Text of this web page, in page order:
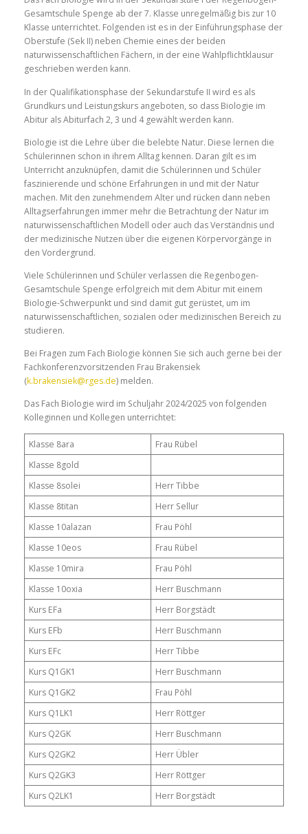
Gesamtschule Spenge ab der 7. Klasse unregelmäßig bis zur 10
Klasse unterrichtet. Folgenden ist es in der Einführungsphase der
Oberstufe (Sek II) neben Chemie eines der beiden
naturwissenschaftlichen Fächern, in der eine Wahlpflichtklausur
geschrieben werden kann.
In der Qualifikationsphase der Sekundarstufe II wird es als
Grundkurs und Leistungskurs angeboten, so dass Biologie im
Abitur als Abiturfach 2, 3 und 4 gewählt werden kann.
Biologie ist die Lehre über die belebte Natur. Diese lernen die
Schülerinnen schon in ihrem Alltag kennen. Daran gilt es im
Unterricht anzuknüpfen, damit die Schülerinnen und Schüler
faszinierende und schöne Erfahrungen in und mit der Natur
machen. Mit den zunehmendem Alter und rücken dann neben
Alltagserfahrungen immer mehr die Betrachtung der Natur im
naturwissenschaftlichen Modell oder auch das Verständnis und
der medizinische Nutzen über die eigenen Körpervorgänge in
den Vordergrund.
Viele Schülerinnen und Schüler verlassen die Regenbogen-
Gesamtschule Spenge erfolgreich mit dem Abitur mit einem
Biologie-Schwerpunkt und sind damit gut gerüstet, um im
naturwissenschaftlichen, sozialen oder medizinischen Bereich zu
studieren.
Bei Fragen zum Fach Biologie können Sie sich auch gerne bei der
Fachkonferenzvorsitzenden Frau Brakensiek
(k.brakensiek@rges.de) melden.
Das Fach Biologie wird im Schuljahr 2024/2025 von folgenden
Kolleginnen und Kollegen unterrichtet:
Klasse 8ara
Frau Rübel
Klasse 8gold
Klasse 8solei
Herr Tibbe
Klasse 8titan
Herr Sellur
Klasse 10alazan
Frau Pöhl
Klasse 10eos
Frau Rübel
Klasse 10mira
Frau Pöhl
Klasse 10oxia
Herr Buschmann
Kurs EFa
Herr Borgstädt
Kurs EFb
Herr Buschmann
Kurs EFc
Herr Tibbe
Kurs Q1GK1
Herr Buschmann
Kurs Q1GK2
Frau Pöhl
Kurs Q1LK1
Herr Röttger
Kurs Q2GK
Herr Buschmann
Kurs Q2GK2
Herr Übler
Kurs Q2GK3
Herr Röttger
Kurs Q2LK1
Herr Borgstädt